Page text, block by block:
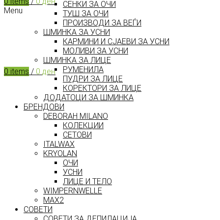
Menu
0 items / 0 ден
СЕНКИ ЗА ОЧИ
ТУШ ЗА ОЧИ
ПРОИЗВОДИ ЗА ВЕЃИ
ШМИНКА ЗА УСНИ
КАРМИНИ И СЈАЕВИ ЗА УСНИ
МОЛИВИ ЗА УСНИ
ШМИНКА ЗА ЛИЦЕ
РУМЕНИЛА
ПУДРИ ЗА ЛИЦЕ
КОРЕКТОРИ ЗА ЛИЦЕ
ДОДАТОЦИ ЗА ШМИНКА
БРЕНДОВИ
DEBORAH MILANO
КОЛЕКЦИИ
СЕТОВИ
ITALWAX
KRYOLAN
ОЧИ
УСНИ
ЛИЦЕ И ТЕЛО
WIMPERNWELLE
MAX2
СОВЕТИ